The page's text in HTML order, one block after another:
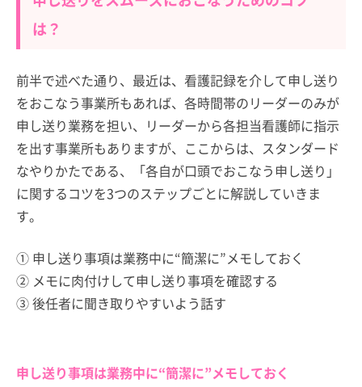
は？
前半で述べた通り、最近は、看護記録を介して申し送り
をおこなう事業所もあれば、各時間帯のリーダーのみが
申し送り業務を担い、リーダーから各担当看護師に指示
を出す事業所もありますが、ここからは、スタンダード
なやりかたである、「各自が口頭でおこなう申し送り」
に関するコツを3つのステップごとに解説していきま
す。
① 申し送り事項は業務中に“簡潔に”メモしておく
② メモに肉付けして申し送り事項を確認する
③ 後任者に聞き取りやすいよう話す
申し送り事項は業務中に“簡潔に”メモしておく